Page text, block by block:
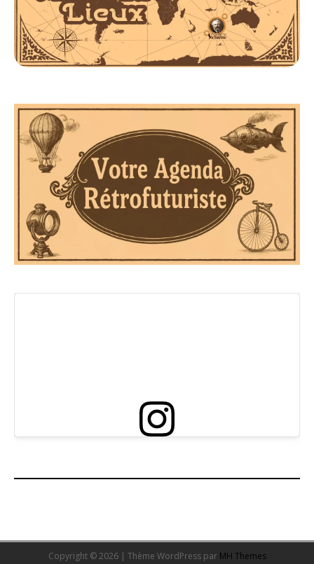
Copyright © 2026 | Thème WordPress par MH Themes